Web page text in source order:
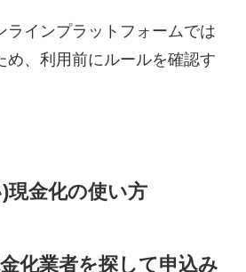
ラインプラットフォームでは
め、利用前にルールを確認す
現金化の使い方
化業者を探して申込み